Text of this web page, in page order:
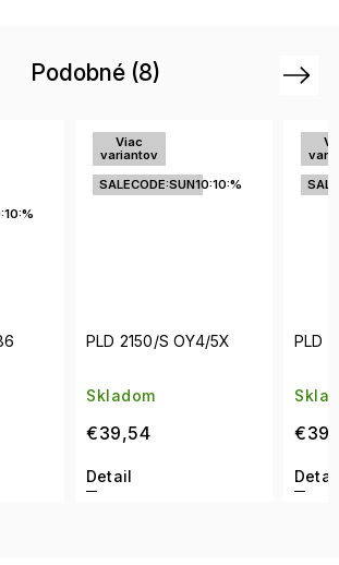
Podobné (8)
5X
variantov
SALECODE:SUN10:10:%
PLD 6250/S/X 807/M9
Skladom
€39,54
Detail
Next